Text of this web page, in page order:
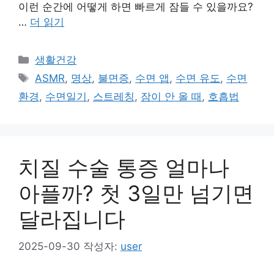
이런 순간에 어떻게 하면 빠르게 잠들 수 있을까요?
… 더 읽기
카
테
리
생활건강
태
그
ASMR, 명상, 불면증, 수면 앱, 수면 유도, 수면
환경, 수면일기 , 스트레칭, 잠이 안 올 때 , 호흡법
치질 수술 통증 얼마나
아플까? 첫 3일만 넘기면
달라집니다
2025-09-30 작성자: user